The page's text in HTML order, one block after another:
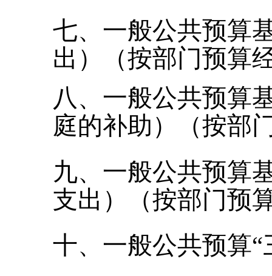
七、 一般公共预算
出）（按部门预算
八、 一般公共预算
庭的补助）（按部
九、 一般公共预算
支出）（按部门预
十、 一般公共预算“